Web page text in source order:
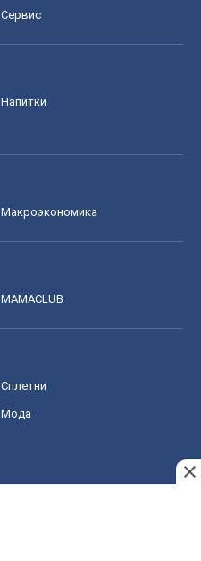
Сервис
Напитки
Mакроэкономика
MAMACLUB
Сплетни
Мода